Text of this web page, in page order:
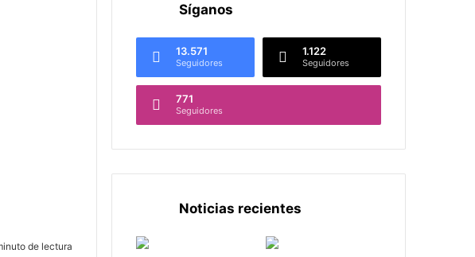
de lectura
Síganos
13.571
Seguidores
1.122
Seguidores
771
Seguidores
Noticias recientes